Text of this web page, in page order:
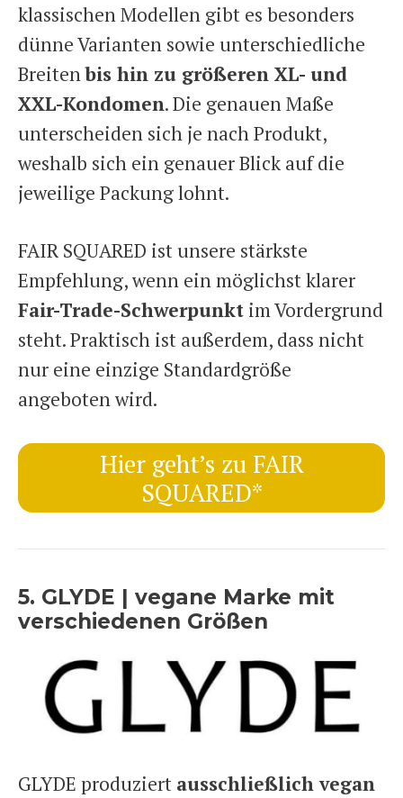
klassischen Modellen gibt es besonders
dünne Varianten sowie unterschiedliche
Breitenbis hin zu größeren XL- und
XXL-Kondomen. Die genauen Maße
unterscheiden sich je nach Produkt,
weshalb sich ein genauer Blick auf die
jeweilige Packung lohnt.
FAIR SQUARED ist unsere stärkste
Empfehlung, wenn ein möglichst klarer
Fair-Trade-Schwerpunkt im Vordergrund
steht. Praktisch ist außerdem, dass nicht
nur eine einzige Standardgröße
angeboten wird.
Hier geht’s zu FAIR
SQUARED*
5. GLYDE | vegane Marke mit
verschiedenen Größen
GLYDE produziert ausschließlich vegan